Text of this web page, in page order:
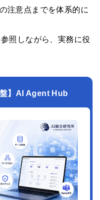
注意点までを体系的に
参照しながら、実務に役
盤】AI Agent Hub